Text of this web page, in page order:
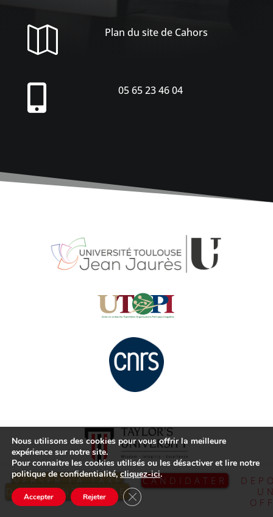
VERSER LA TAXE
D’APPRENTISSAGE
CANDIDATER
 Plan du site de Cahors
 05 65 23 46 04
Nous utilisons des cookies pour vous offrir la meilleure
expérience sur notre site.
Pour connaitre les cookies utilisés ou les désactiver et lire notre
politique de confidentialité,cliquez-ici.
Accepter Rejeter Fermer la bannière des cookies